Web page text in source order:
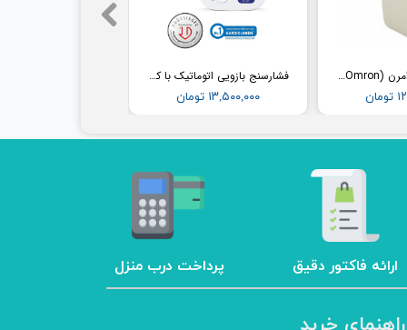
فشارسنج بازویی اتوماتیک با کاف پهن امرن (OMRON) مدل M3
۱۳,۵۰۰,۰۰۰ تومان
فشارسنج مچی امرن (Omron) مدل RS2
ارائه فاکتور دقیق پرداخت درب منزل